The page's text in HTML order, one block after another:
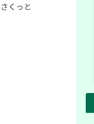
くっと